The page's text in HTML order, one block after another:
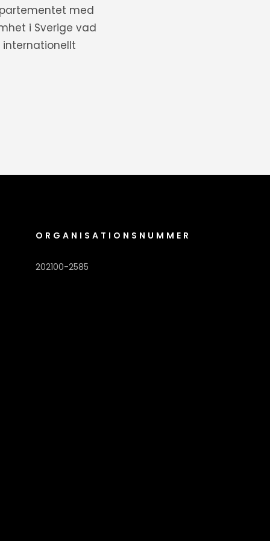
med
i Sverige vad
internationellt
ORGANISATIONSNUMMER
202100-2585